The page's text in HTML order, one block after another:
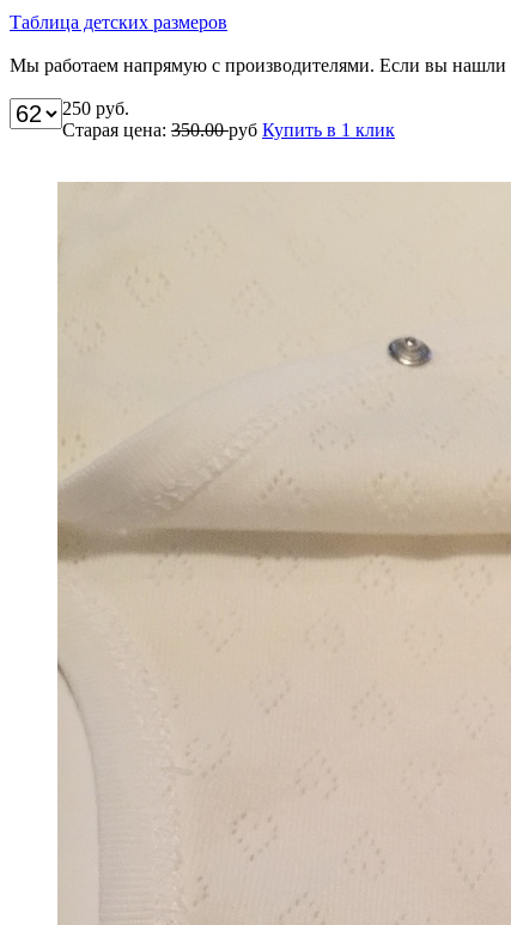
Таблица детских размеров
Мы работаем напрямую с производителями. Если вы
250 руб.
Старая цена: 350.00руб Купить в 1 клик